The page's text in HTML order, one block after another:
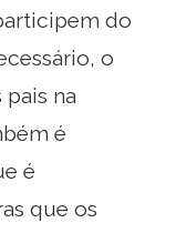
do
o
na
é
é
que os